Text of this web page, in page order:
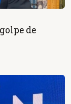
de